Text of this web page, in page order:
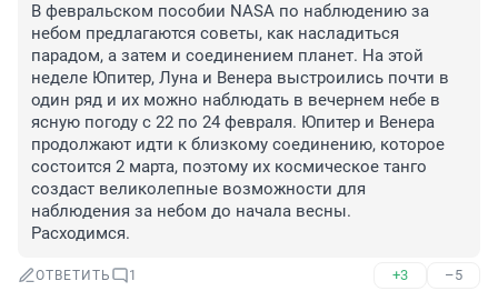
В февральском пособии NASA по наблюдению за
небом предлагаются советы, как насладиться
парадом, а затем и соединением планет. На этой
неделе Юпитер, Луна и Венера выстроились почти в
один ряд и их можно наблюдать в вечернем небе в
ясную погоду с 22 по 24 февраля. Юпитер и Венера
продолжают идти к близкому соединению, которое
состоится 2 марта, поэтому их космическое танго
создаст великолепные возможности для
наблюдения за небом до начала весны.
Расходимся.
ОТВЕТИТЬ 1 +3 –5